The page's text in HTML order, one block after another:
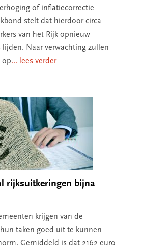
of inflatiecorrectie
stelt dat hierdoor circa
van het Rijk opnieuw
lijden. Naar verwachting zullen
op... lees verder
rijksuitkeringen bijna
krijgen van de
taken goed uit te kunnen
Gemiddeld is dat 2162 euro